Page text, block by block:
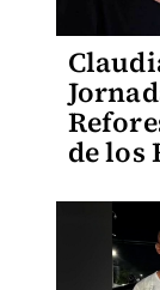
de los